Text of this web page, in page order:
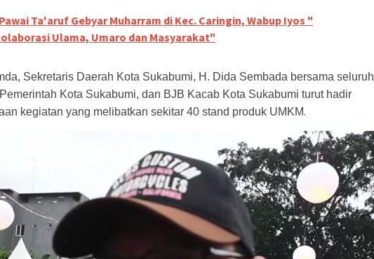
Pawai Ta'aruf Gebyar Muharram di Kec. Caringin, Wabup Iyos "
Ulama, Umaro dan Masyarakat"
Sekretaris Daerah Kota Sukabumi, H. Dida Sembada bersama seluruh
Kota Sukabumi, dan BJB Kacab Kota Sukabumi turut hadir
kegiatan yang melibatkan sekitar 40 stand produk UMKM.